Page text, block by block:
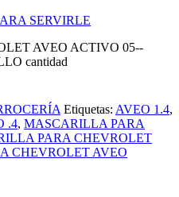
SERVIRLE
AVEO ACTIVO 05--
cantidad
Etiquetas: AVEO 1.4,
.4, MASCARILLA PARA
PARA CHEVROLET
CHEVROLET AVEO